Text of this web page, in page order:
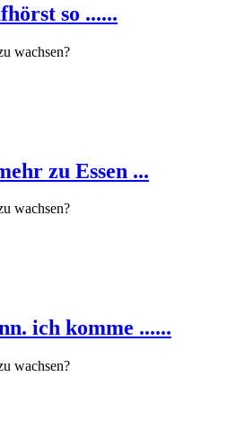
so ......
wachsen?
zu Essen ...
wachsen?
ich komme ......
wachsen?